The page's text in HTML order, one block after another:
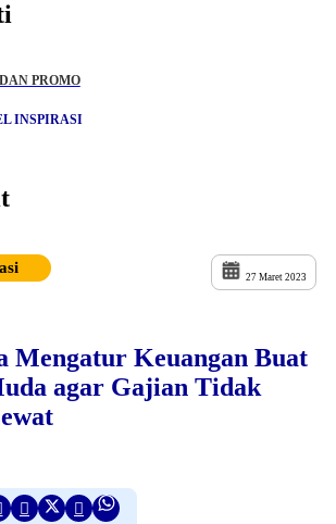
PROMO
INSPIRASI
27 Maret 2023
Mengatur Keuangan Buat
agar Gajian Tidak